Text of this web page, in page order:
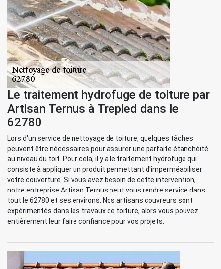
Le traitement hydrofuge de toiture par
Artisan Ternus à Trepied dans le
62780
Lors d'un service de nettoyage de toiture, quelques tâches
peuvent être nécessaires pour assurer une parfaite étanchéité
au niveau du toit. Pour cela, il y a le traitement hydrofuge qui
consiste à appliquer un produit permettant d'imperméabiliser
votre couverture. Si vous avez besoin de cette intervention,
notre entreprise Artisan Ternus peut vous rendre service dans
tout le 62780 et ses environs. Nos artisans couvreurs sont
expérimentés dans les travaux de toiture, alors vous pouvez
entièrement leur faire confiance pour vos projets.